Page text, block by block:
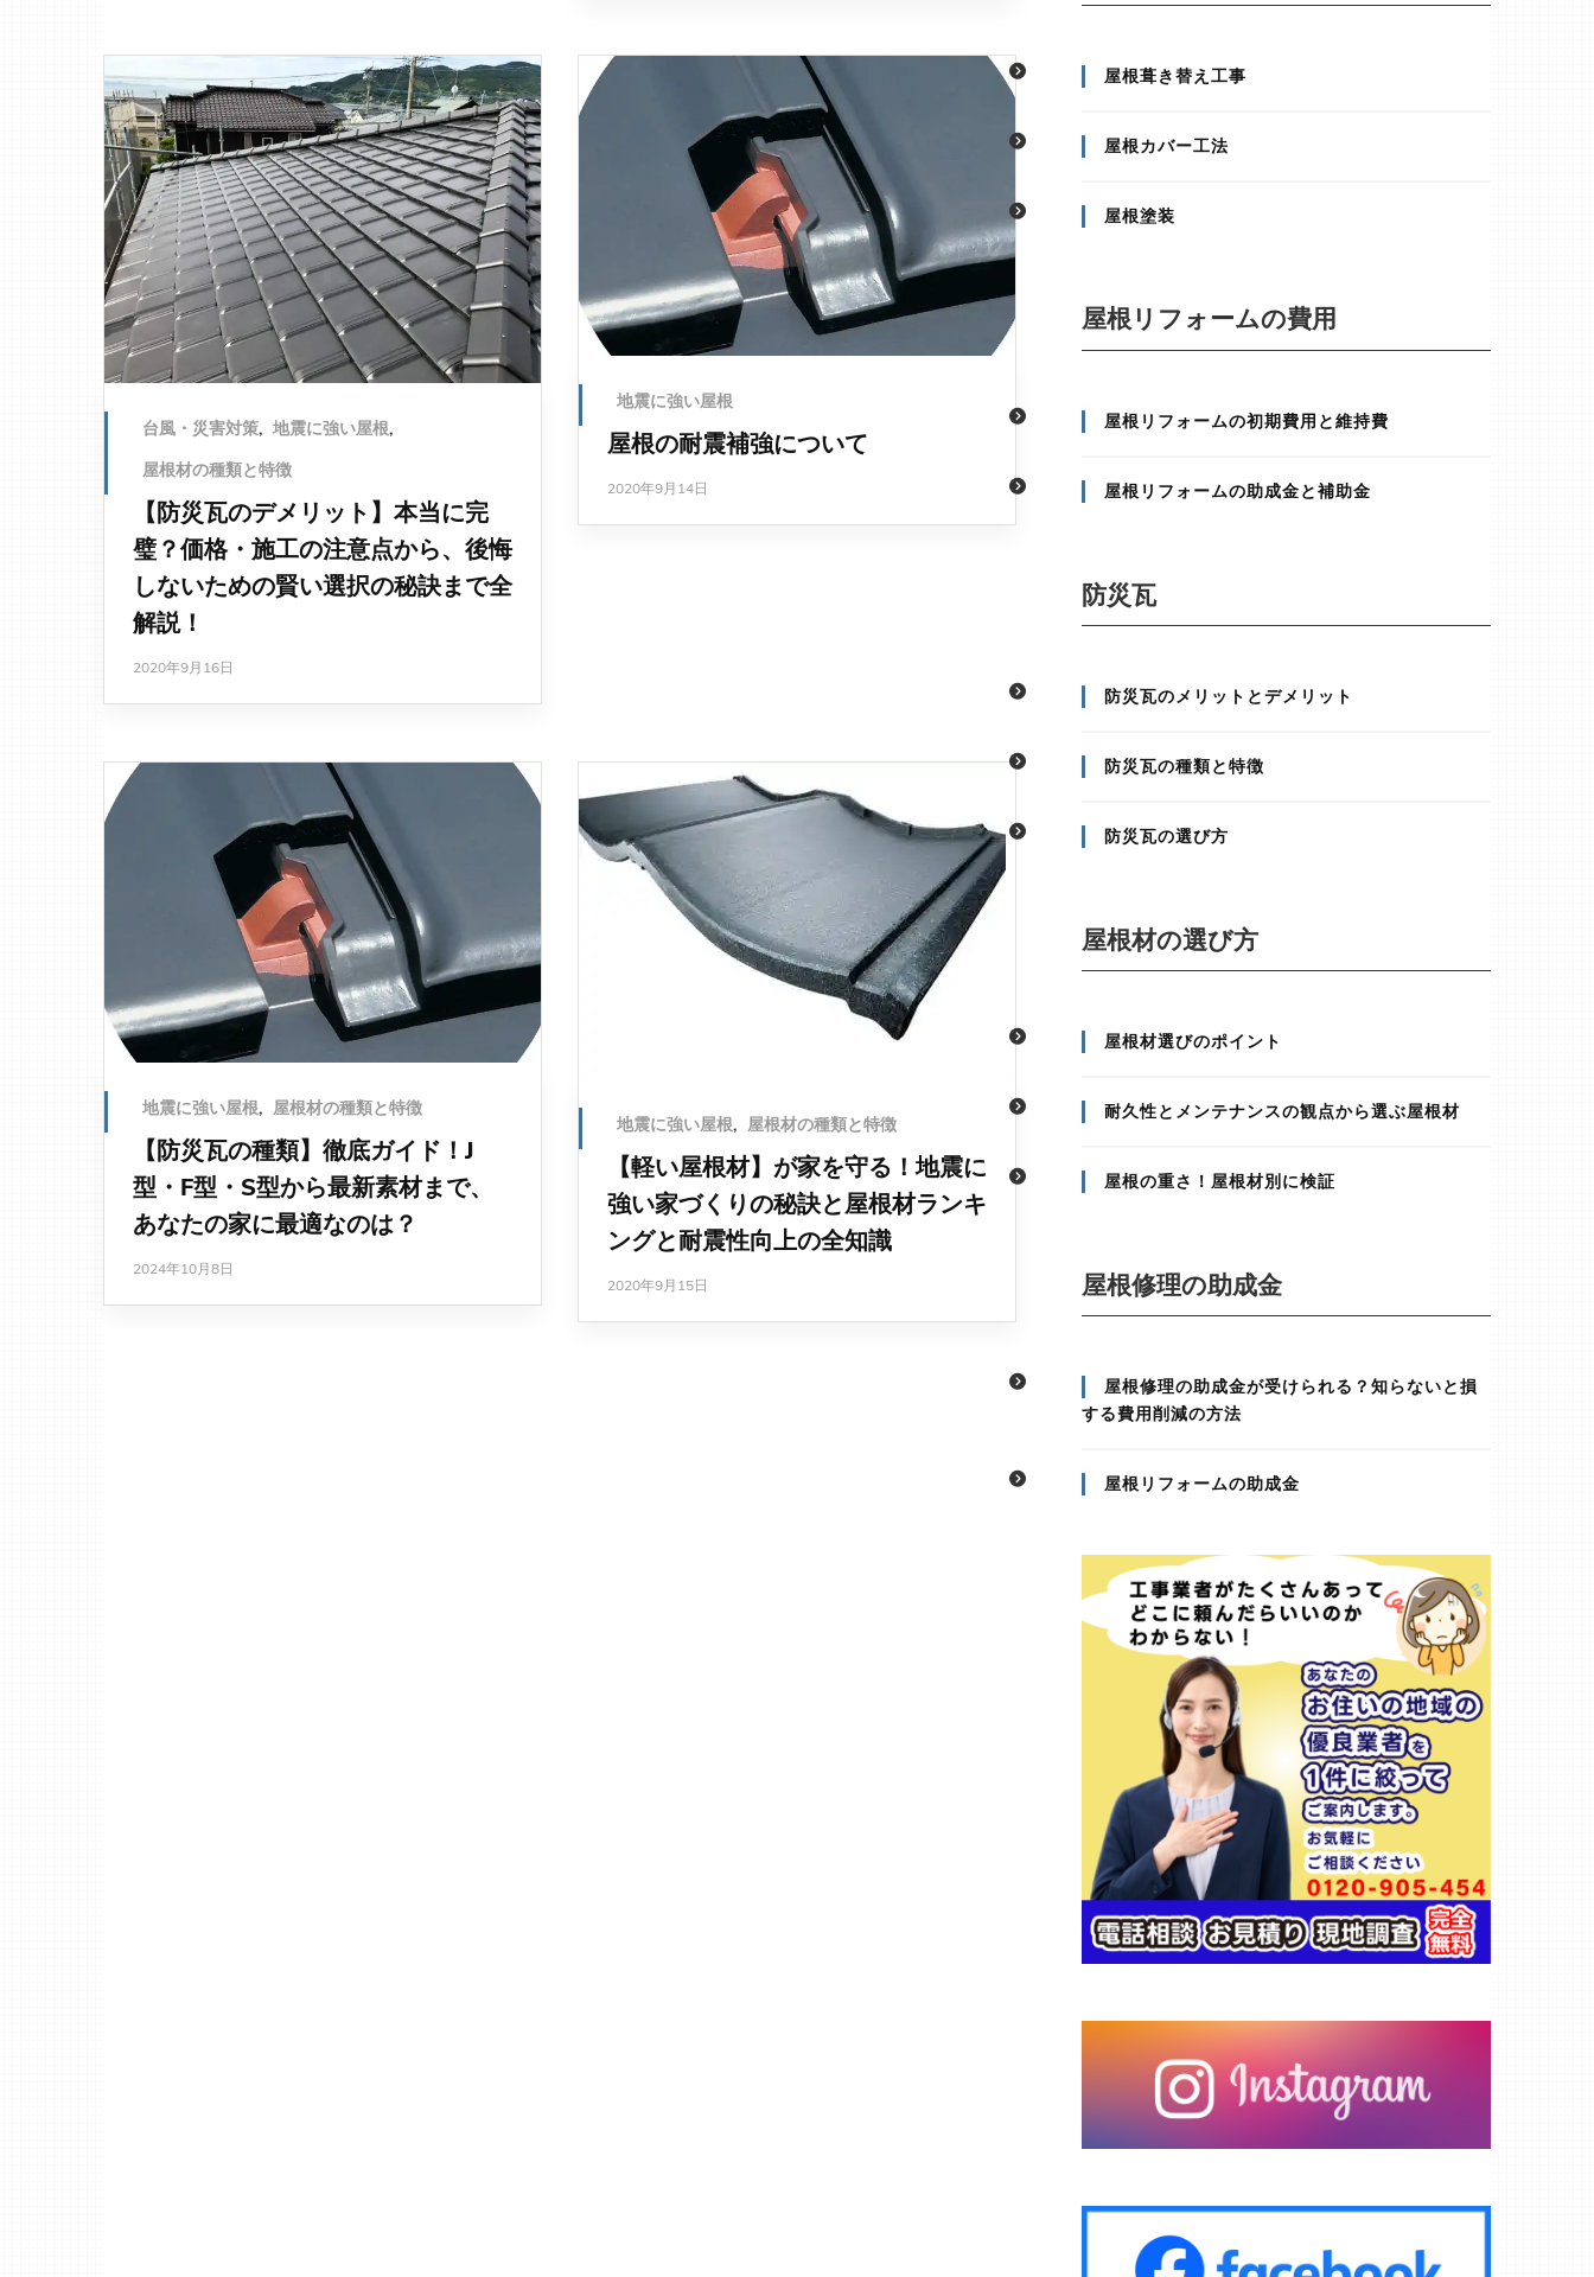
台風・災害対策, 地震に強い屋根,
屋根材の種類と特徴
【防災瓦のデメリット】本当に完
璧？価格・施工の注意点から、後悔
しないための賢い選択の秘訣まで全
解説！
2020年9月16日
地震に強い屋根
屋根の耐震補強について
2020年9月14日
地震に強い屋根, 屋根材の種類と特徴
【防災瓦の種類】徹底ガイド！J
型・F型・S型から最新素材まで、
あなたの家に最適なのは？
2024年10月8日
地震に強い屋根, 屋根材の種類と特徴
【軽い屋根材】が家を守る！地震に
強い家づくりの秘訣と屋根材ランキ
ングと耐震性向上の全知識
2020年9月15日
屋根葺き替え工事
屋根カバー工法
屋根塗装
屋根リフォームの費用
屋根リフォームの初期費用と維持費
屋根リフォームの助成金と補助金
防災瓦
防災瓦のメリットとデメリット
防災瓦の種類と特徴
防災瓦の選び方
屋根材の選び方
屋根材選びのポイント
耐久性とメンテナンスの観点から選ぶ屋根材
屋根の重さ！屋根材別に検証
屋根修理の助成金
屋根修理の助成金が受けられる？知らないと損
する費用削減の方法
屋根リフォームの助成金